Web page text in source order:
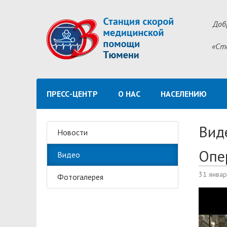
ПРЕСС-ЦЕНТР О НАС НАСЕЛЕНИЮ
Новости
Видео
Фотогалерея 31